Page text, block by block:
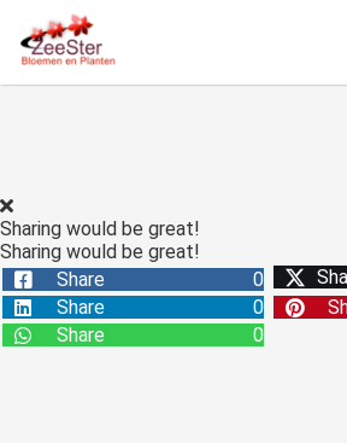
Sharing would be great!
Sharing would be great!
Share
0
Share
0
Share
0